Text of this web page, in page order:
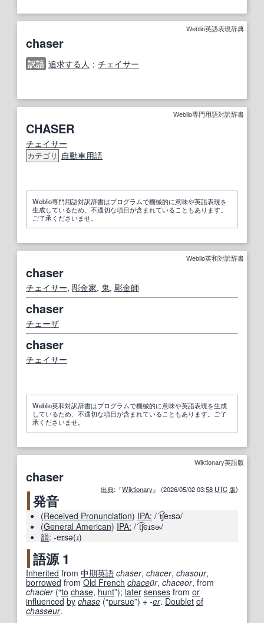
Weblio英語表現辞典
chaser
訳語 追求する人 ； チェイサー
Weblio専門用語対訳辞書
CHASER
チェイサー
カテゴリ 自動車用語
Weblio専門用語対訳辞書はプログラムで機械的に意味や英語表現を
生成しているため、不適切な項目が含まれていることもあります。
ご了承くださいませ。
Weblio英和対訳辞書
chaser
チェイサー, 彫金家, 鬼, 彫金師
chaser
チェーザ
chaser
チェイサー
Weblio英和対訳辞書はプログラムで機械的に意味や英語表現を生成
しているため、不適切な項目が含まれていることもあります。ご了
承くださいませ。
Wiktionary英語版
chaser
出典:『Wiktionary』 (2026/05/02 03:58 UTC版)
発音
(Received Pronunciation) IPA: /ˈt͡ʃeɪsə/
(General American) IPA: /ˈt͡ʃeɪsɚ/
韻: -eɪsə(ɹ)
語源 1
Inherited from 中期英語 chaser, chacer, chasour,
borrowed from Old French chaceür, chaceor, from
chacier (“to chase, hunt”); later senses from or
influenced by chase (“pursue”) +‎ -er. Doublet of
chasseur.